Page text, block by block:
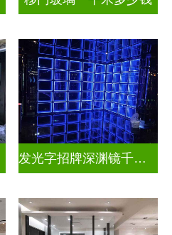
发光字招牌深渊镜千层镜